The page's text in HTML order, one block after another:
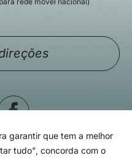
garantir que tem a melhor
tudo", concorda com o